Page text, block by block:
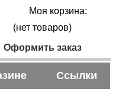
Моя корзина:
(нет товаров)
Оформить заказ
Ссылки